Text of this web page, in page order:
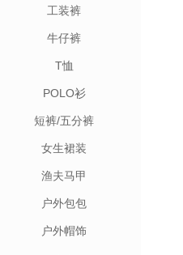
工装裤
牛仔裤
T恤
POLO衫
短裤/五分裤
女生裙装
渔夫马甲
户外包包
户外帽饰